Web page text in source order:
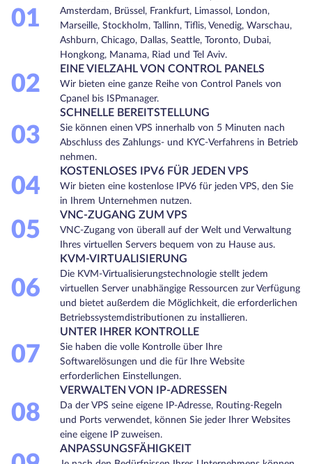
01
Amsterdam, Brüssel, Frankfurt, Limassol, London,
Marseille, Stockholm, Tallinn, Tiflis, Venedig, Warschau,
Ashburn, Chicago, Dallas, Seattle, Toronto, Dubai,
Hongkong, Manama, Riad und Tel Aviv.
02
EINE VIELZAHL VON CONTROL PANELS
Wir bieten eine ganze Reihe von Control Panels von
Cpanel bis ISPmanager.
03
SCHNELLE BEREITSTELLUNG
Sie können einen VPS innerhalb von 5 Minuten nach
Abschluss des Zahlungs- und KYC-Verfahrens in Betrieb
nehmen.
04
KOSTENLOSES IPV6 FÜR JEDEN VPS
Wir bieten eine kostenlose IPV6 für jeden VPS, den Sie
in Ihrem Unternehmen nutzen.
05
VNC-ZUGANG ZUM VPS
VNC-Zugang von überall auf der Welt und Verwaltung
Ihres virtuellen Servers bequem von zu Hause aus.
06
KVM-VIRTUALISIERUNG
Die KVM-Virtualisierungstechnologie stellt jedem
virtuellen Server unabhängige Ressourcen zur Verfügung
und bietet außerdem die Möglichkeit, die erforderlichen
Betriebssystemdistributionen zu installieren.
07
UNTER IHRER KONTROLLE
Sie haben die volle Kontrolle über Ihre
Softwarelösungen und die für Ihre Website
erforderlichen Einstellungen.
08
VERWALTEN VON IP-ADRESSEN
Da der VPS seine eigene IP-Adresse, Routing-Regeln
und Ports verwendet, können Sie jeder Ihrer Websites
eine eigene IP zuweisen.
ANPASSUNGSFÄHIGKEIT